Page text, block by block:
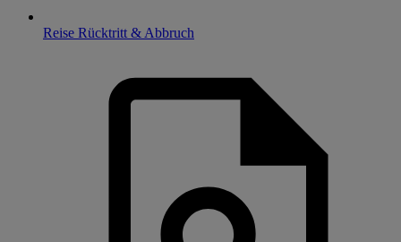
Reise Rücktritt & Abbruch